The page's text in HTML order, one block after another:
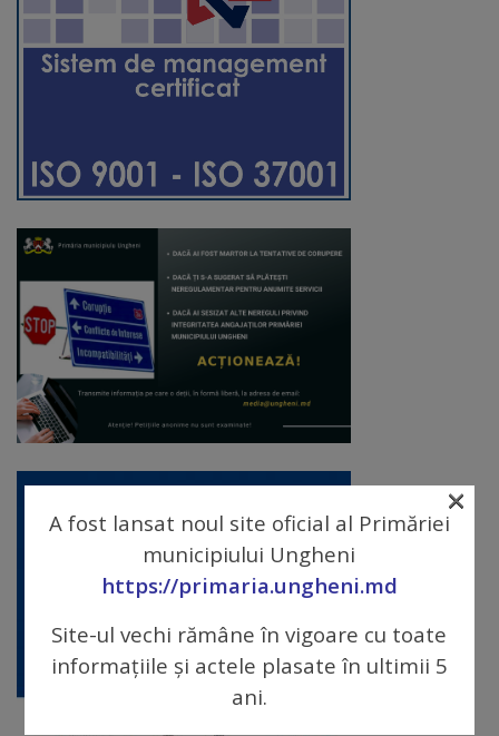
ai
titlului
„Merite
Ungheni”
Diplome
de
Excelență
Ungheniul
turistic
Obiective
turistice
Sculpturi
sculpturilor)
A fost lansat noul site oficial al Primăriei
municipiului Ungheni
https://primaria.ungheni.md
Site-ul vechi rămâne în vigoare cu toate
informațiile și actele plasate în ultimii 5
ani.
×